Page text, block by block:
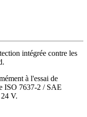
intégrée contre les
à l'essai de
ISO 7637-2 / SAE
V.